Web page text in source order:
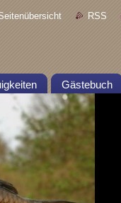
RSS
Gästebuch